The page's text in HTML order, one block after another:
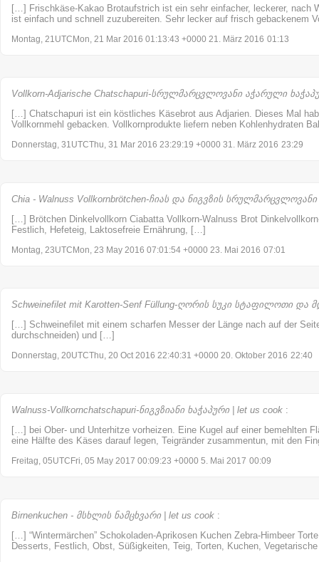
[…] Frischkäse-Kakao Brotaufstrich ist ein sehr einfacher, leckerer, nach
ist einfach und schnell zuzubereiten. Sehr lecker auf frisch gebackenem
Montag, 21UTCMon, 21 Mar 2016 01:13:43 +0000 21. März 2016 01:13
Vollkorn-Adjarische Chatschapuri-სრულმარცვლოვანი აჭარული
[…] Chatschapuri ist ein köstliches Käsebrot aus Adjarien. Dieses Mal
Vollkornmehl gebacken. Vollkornprodukte liefern neben Kohlenhydraten
Donnerstag, 31UTCThu, 31 Mar 2016 23:29:19 +0000 31. März 2016 23:29
Chia - Walnuss Vollkornbrötchen-ჩიას და ნიგვზის
[…] Brötchen Dinkelvollkorn Ciabatta Vollkorn-Walnuss Brot
Festlich, Hefeteig, Laktosefreie Ernährung, […]
Montag, 23UTCMon, 23 May 2016 07:01:54 +0000 23. Mai 2016 07:01
Schweinefilet mit Karotten-Senf Füllung-ღორის სუკი სტაფილოთი და
[…] Schweinefilet mit einem scharfen Messer der Länge nach auf der
durchschneiden) und […]
Donnerstag, 20UTCThu, 20 Oct 2016 22:40:31 +0000 20. Oktober 2016 22:40
Walnuss-Vollkornchatschapuri-ნიგვზიანი ხაჭაპური | let us cook :
[…] bei Ober- und Unterhitze vorheizen. Eine Kugel auf einer bemehlten
eine Hälfte des Käses darauf legen, Teigränder zusammentun, mit den
Freitag, 05UTCFri, 05 May 2017 00:09:23 +0000 5. Mai 2017 00:09
Birnenkuchen - მსხლის ნამცხვარი | let us cook :
[…] “Wintermärchen” Schokoladen-Aprikosen Kuchen Zebra-Himbeer
Desserts, Festlich, Obst, Süßigkeiten, Teig, Torten, Kuchen,